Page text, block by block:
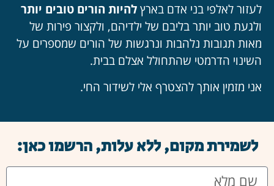
לעזור לאלפי בני אדם בארץלהיות הורים טובים יותר
ולגעת טוב יותר בליבם של ילדיהם, ולקצור פירות של
מאות תגובות נלהבות ונרגשות של הורים שמספרים על
השינוי הדרמטי שהתחולל אצלם בבית.
אני מזמין אותך להצטרף אלי לשידור החי.
לשמירת מקום, ללא עלות, הרשמו כאן: